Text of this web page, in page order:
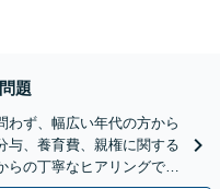
題
わず、幅広い年代の方から
与、養育費、親権に関する
らの丁寧なヒアリングで証